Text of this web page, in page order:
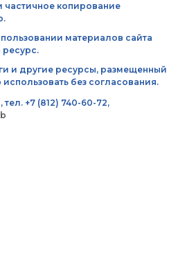
копирование
материалов сайта
и другие ресурсы, размещенный
без согласования.
, тел. +7 (812) 740-60-72,